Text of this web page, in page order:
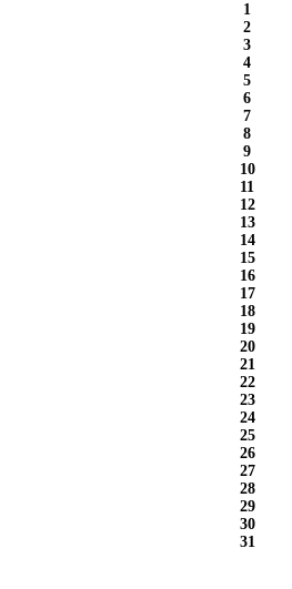
1
2
3
4
5
6
7
8
9
10
11
12
13
14
15
16
17
18
19
20
21
22
23
24
25
26
27
28
29
30
31